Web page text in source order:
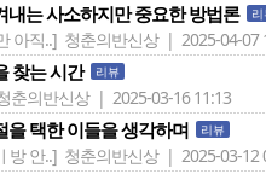
내는 사소하지만 중요한 방법론
아직..] 청춘의반신상 | 2025-04-07
찾는 시간 리뷰
춘의반신상 | 2025-03-16 11:13
을 택한 이들을 생각하며 리뷰
방 안..] 청춘의반신상 | 2025-03-12